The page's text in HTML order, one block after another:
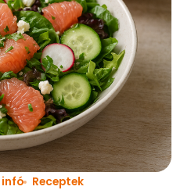
infó Receptek